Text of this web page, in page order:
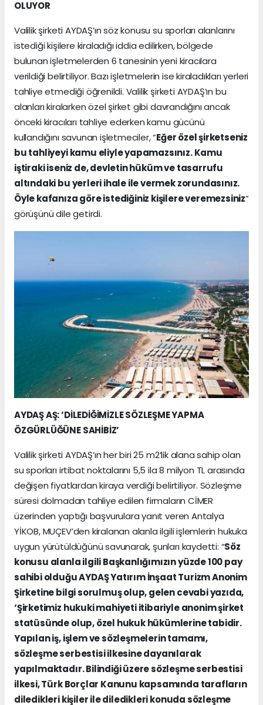
OLUYOR
Valilik şirketi AYDAŞ’ın söz konusu su sporları alanlarını
istediği kişilere kiraladığı iddia edilirken, bölgede
bulunan işletmelerden 6 tanesinin yeni kiracılara
verildiği belirtiliyor. Bazı işletmelerin ise kiraladıkları yerleri
tahliye etmediği öğrenildi. Valilik şirketi AYDAŞ’ın bu
alanları kiralarken özel şirket gibi davrandığını ancak
önceki kiracıları tahliye ederken kamu gücünü
kullandığını savunan işletmeciler, “Eğer özel şirketseniz
bu tahliyeyi kamu eliyle yapamazsınız. Kamu
iştiraki iseniz de, devletin hüküm ve tasarrufu
altındaki bu yerleri ihale ile vermek zorundasınız.
Öyle kafanıza göre istediğiniz kişilere veremezsiniz”
görüşünü dile getirdi.
AYDAŞ AŞ: ‘DİLEDİĞİMİZLE SÖZLEŞME YAPMA
ÖZGÜRLÜĞÜNE SAHİBİZ’
Valilik şirketi AYDAŞ’ın her biri 25 m2’lik alana sahip olan
su sporları irtibat noktalarını 5,5 ila 8 milyon TL arasında
değişen fiyatlardan kiraya verdiği belirtiliyor. Sözleşme
süresi dolmadan tahliye edilen firmaların CİMER
üzerinden yaptığı başvurulara yanıt veren Antalya
YİKOB, MUÇEV’den kiralanan alanla ilgili işlemlerin hukuka
uygun yürütüldüğünü savunarak, şunları kaydetti: “Söz
konusu alanla ilgili Başkanlığımızın yüzde 100 pay
sahibi olduğu AYDAŞ Yatırım İnşaat Turizm Anonim
Şirketine bilgi sorulmuş olup, gelen cevabi yazıda,
‘Şirketimiz hukuki mahiyeti itibariyle anonim şirket
statüsünde olup, özel hukuk hükümlerine tabidir.
Yapılan iş, işlem ve sözleşmelerin tamamı,
sözleşme serbestisi ilkesine dayanılarak
yapılmaktadır. Bilindiği üzere sözleşme serbestisi
ilkesi, Türk Borçlar Kanunu kapsamında tarafların
diledikleri kişiler ile diledikleri konuda sözleşme